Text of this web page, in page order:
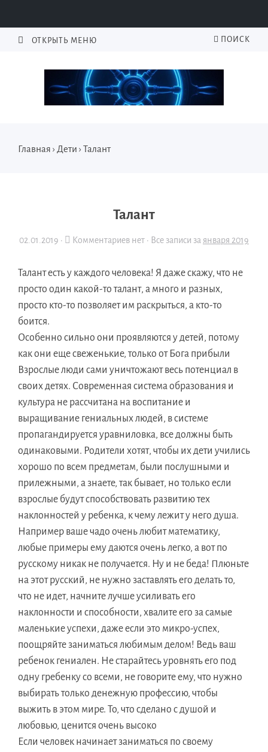
ОТКРЫТЬ МЕНЮ ПОИСК
Главная › Дети › Талант
Талант
02.01.2019 · Комментариев нет · Все записи за января 2019
Талант есть у каждого человека! Я даже скажу, что не
просто один какой-то талант, а много и разных,
просто кто-то позволяет им раскрыться, а кто-то
боится.
Особенно сильно они проявляются у детей, потому
как они еще свеженькие, только от Бога прибыли
Взрослые люди сами уничтожают весь потенциал в
своих детях. Современная система образования и
культура не рассчитана на воспитание и
выращивание гениальных людей, в системе
пропагандируется уравниловка, все должны быть
одинаковыми. Родители хотят, чтобы их дети учились
хорошо по всем предметам, были послушными и
прилежными, а знаете, так бывает, но только если
взрослые будут способствовать развитию тех
наклонностей у ребенка, к чему лежит у него душа.
Например ваше чадо очень любит математику,
любые примеры ему даются очень легко, а вот по
русскому никак не получается. Ну и не беда! Плюньте
на этот русский, не нужно заставлять его делать то,
что не идет, начните лучше усиливать его
наклонности и способности, хвалите его за самые
маленькие успехи, даже если это микро-успех,
поощряйте заниматься любимым делом! Ведь ваш
ребенок гениален. Не старайтесь уровнять его под
одну гребенку со всеми, не говорите ему, что нужно
выбирать только денежную профессию, чтобы
выжить в этом мире. То, что сделано с душой и
любовью, ценится очень высоко
Если человек начинает заниматься по своему